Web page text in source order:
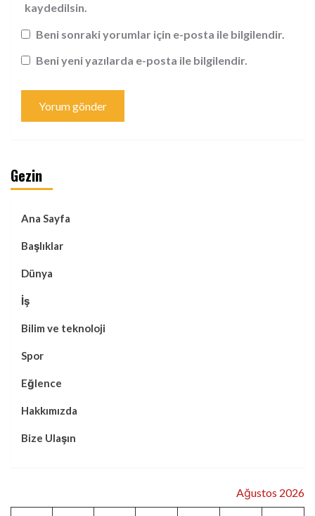
kaydedilsin.
Beni sonraki yorumlar için e-posta ile bilgilendir.
Beni yeni yazılarda e-posta ile bilgilendir.
Gezin
Ana Sayfa
Başlıklar
Dünya
İş
Bilim ve teknoloji
Spor
Eğlence
Hakkımızda
Bize Ulaşın
Ağustos 2026